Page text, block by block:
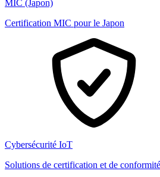
MIC (Japon)
Certification MIC pour le Japon
Cybersécurité IoT
Solutions de certification et de